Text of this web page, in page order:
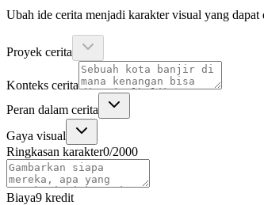
Ubah ide cerita menjadi karakter visual yang
Proyek cerita
Konteks cerita
Peran dalam cerita
Gaya visual
Ringkasan karakter0/2000
Biaya9 kredit